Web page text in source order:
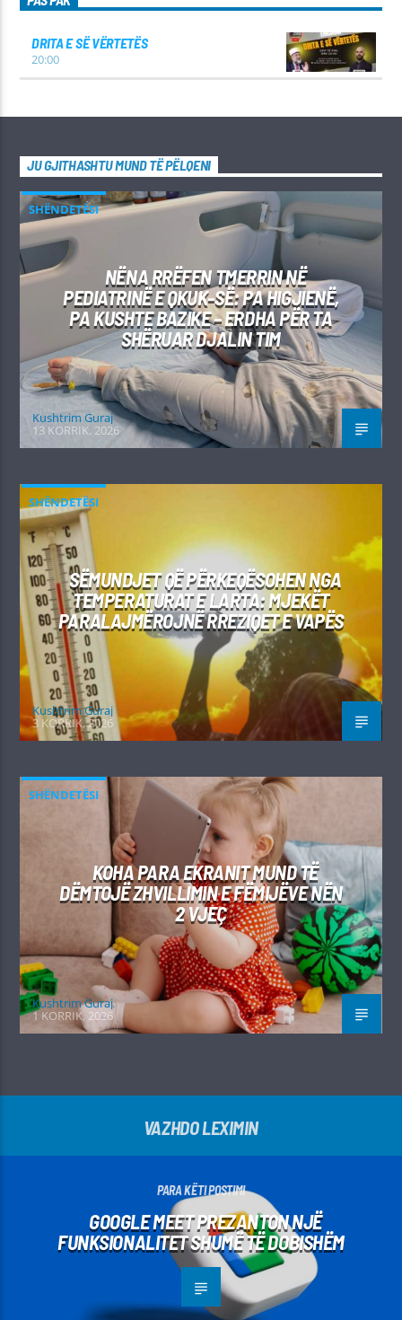
DRITA E SË VËRTETËS
20:00
JU GJITHASHTU MUND TË PËLQENI
SHËNDETËSI
NËNA RRËFEN TMERRIN NË
PEDIATRINË E QKUK-SË: PA HIGJIENË,
PA KUSHTE BAZIKE – ERDHA PËR TA
SHËRUAR DJALIN TIM
Kushtrim Guraj
13 KORRIK, 2026
SHËNDETËSI
SËMUNDJET QË PËRKEQËSOHEN NGA
TEMPERATURAT E LARTA: MJEKËT
PARALAJMËROJNË RREZIQET E VAPËS
Kushtrim Guraj
3 KORRIK, 2026
SHËNDETËSI
KOHA PARA EKRANIT MUND TË
DËMTOJË ZHVILLIMIN E FËMIJËVE NËN
2 VJEÇ
Kushtrim Guraj
1 KORRIK, 2026
VAZHDO LEXIMIN
PARA KËTI POSTIMI
GOOGLE MEET PREZANTON NJË
FUNKSIONALITET SHUMË TË DOBISHËM